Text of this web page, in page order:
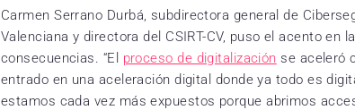
Carmen Serrano Durbá, subdirectora general de
Valenciana y directora del CSIRT-CV, puso el acento en
consecuencias. “El proceso de digitalización se aceleró
entrado en una aceleración digital donde ya todo es
estamos cada vez más expuestos porque abrimos